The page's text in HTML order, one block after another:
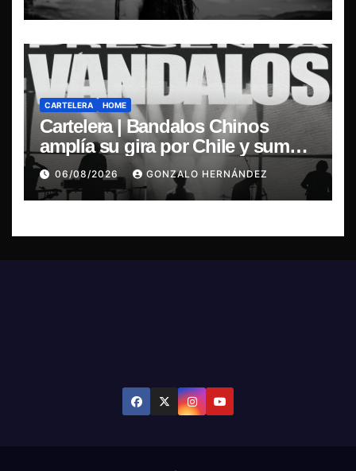
CARTELERA HOME
Cartelera | Bandalos Chinos
amplía su gira por Chile y suma
concierto en Concepción
06/08/2026 GONZALO HERNÁNDEZ